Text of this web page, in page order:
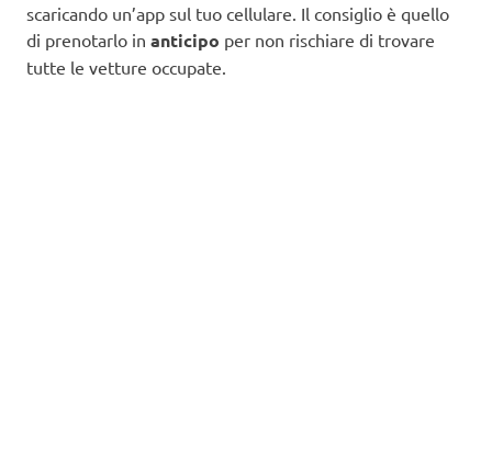
scaricando un’app sul tuo cellulare. Il consiglio è quello
di prenotarlo in anticipo per non rischiare di trovare
tutte le vetture occupate.